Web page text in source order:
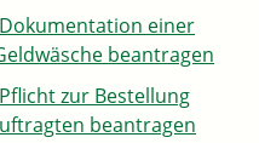
einer
beantragen
zur Bestellung
beantragen